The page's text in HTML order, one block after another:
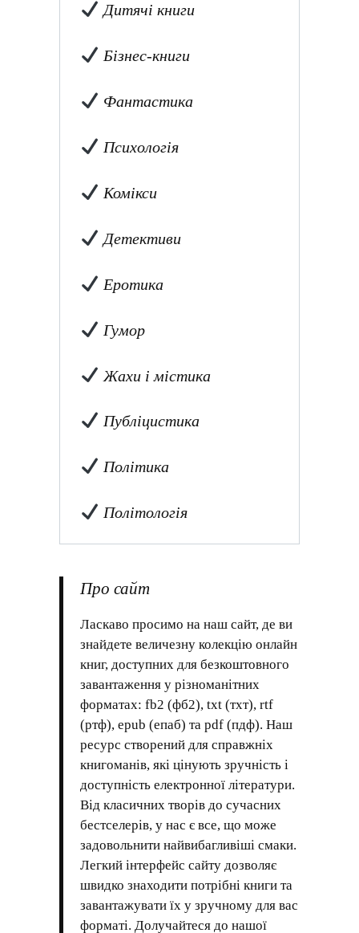
Дитячі книги
Бізнес-книги
Фантастика
Психологія
Комікси
Детективи
Еротика
Гумор
Жахи і містика
Публіцистика
Політика
Політологія
Про сайт
Ласкаво просимо на наш сайт, де ви
знайдете величезну колекцію онлайн
книг, доступних для безкоштовного
завантаження у різноманітних
форматах: fb2 (фб2), txt (тхт), rtf
(ртф), epub (епаб) та pdf (пдф). Наш
ресурс створений для справжніх
книгоманів, які цінують зручність і
доступність електронної літератури.
Від класичних творів до сучасних
бестселерів, у нас є все, що може
задовольнити найвибагливіші смаки.
Легкий інтерфейс сайту дозволяє
швидко знаходити потрібні книги та
завантажувати їх у зручному для вас
форматі. Долучайтеся до нашої